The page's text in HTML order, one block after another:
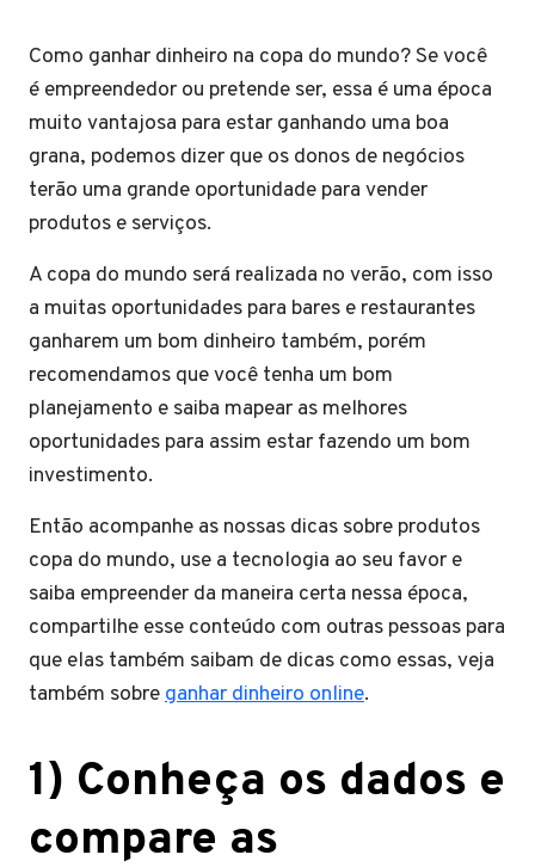
Como ganhar dinheiro na copa do mundo? Se você
é empreendedor ou pretende ser, essa é uma época
muito vantajosa para estar ganhando uma boa
grana, podemos dizer que os donos de negócios
terão uma grande oportunidade para vender
produtos e serviços.
A copa do mundo será realizada no verão, com isso
a muitas oportunidades para bares e restaurantes
ganharem um bom dinheiro também, porém
recomendamos que você tenha um bom
planejamento e saiba mapear as melhores
oportunidades para assim estar fazendo um bom
investimento.
Então acompanhe as nossas dicas sobre produtos
copa do mundo, use a tecnologia ao seu favor e
saiba empreender da maneira certa nessa época,
compartilhe esse conteúdo com outras pessoas para
que elas também saibam de dicas como essas, veja
também sobreganhar dinheiro online.
1) Conheça os dados e
compare as